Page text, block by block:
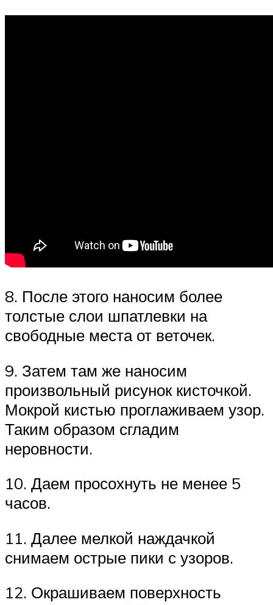
8. После этого наносим более
толстые слои шпатлевки на
свободные места от веточек.
9. Затем там же наносим
произвольный рисунок кисточкой.
Мокрой кистью проглаживаем узор.
Таким образом сгладим
неровности.
10. Даем просохнуть не менее 5
часов.
11. Далее мелкой наждачкой
снимаем острые пики с узоров.
12. Окрашиваем поверхность